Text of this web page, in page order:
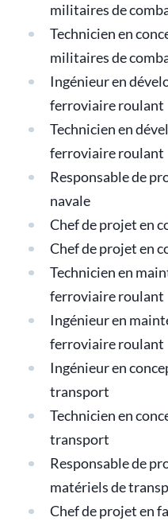
militaires de
Technicien en
militaires de
Ingénieur en
ferroviaire roulant
Technicien en
ferroviaire roulant
Responsable de
navale
Chef de projet en
Chef de projet en
Technicien en
ferroviaire roulant
Ingénieur en
ferroviaire roulant
Ingénieur en
transport
Technicien en
transport
Responsable de
matériels de
Chef de projet en